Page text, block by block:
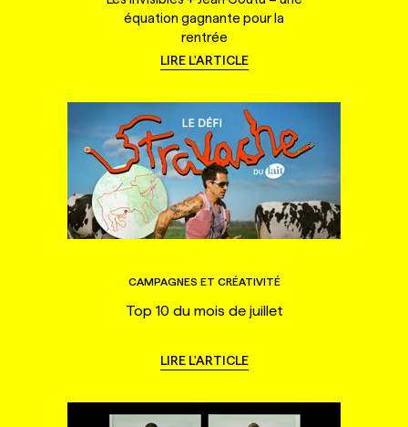
équation gagnante pour la
rentrée
LIRE L'ARTICLE
CAMPAGNES ET CRÉATIVITÉ
Top 10 du mois de juillet
LIRE L'ARTICLE